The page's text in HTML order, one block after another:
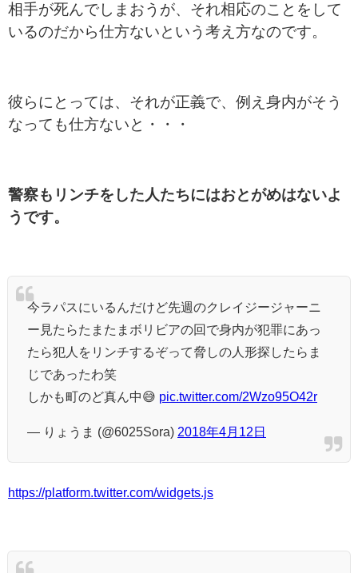
相手が死んでしまおうが、それ相応のことをして
いるのだから仕方ないという考え方なのです。
彼らにとっては、それが正義で、例え身内がそう
なっても仕方ないと・・・
警察もリンチをした人たちにはおとがめはないよ
うです。
今ラパスにいるんだけど先週のクレイジージャーニ
ー見たらたまたまボリビアの回で身内が犯罪にあっ
たら犯人をリンチするぞって脅しの人形探したらま
じであったわ笑
しかも町のど真ん中😅 pic.twitter.com/2Wzo95O42r
— りょうま (@6025Sora) 2018年4月12日
https://platform.twitter.com/widgets.js